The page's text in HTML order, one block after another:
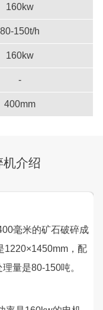
160kw
80-150t/h
160kw
-
400mm
介绍
毫米的矿石破碎成
1220×1450mm，配
量是80-150吨。